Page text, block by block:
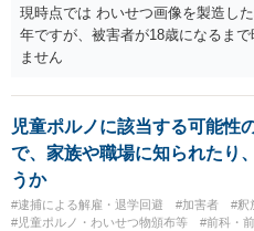
現時点では わいせつ画像を製造し
年ですが、被害者が18歳になるま
ません
児童ポルノに該当する可能性
で、家族や職場に知られたり
うか
#逮捕による解雇・退学回避 #加害者 #釈
#児童ポルノ・わいせつ物頒布等
#前科・